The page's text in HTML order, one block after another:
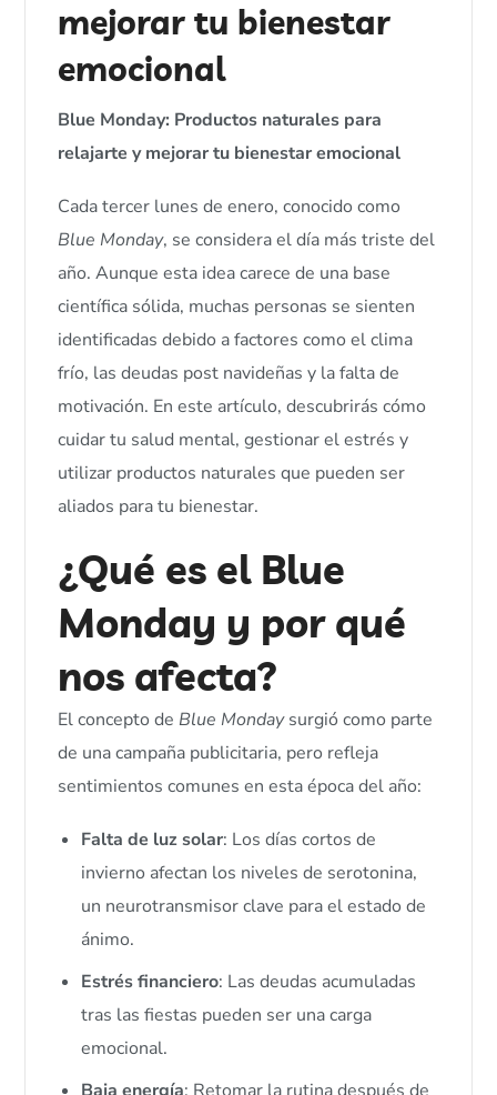
mejorar tu bienestar
emocional
Blue Monday: Productos naturales para
relajarte y mejorar tu bienestar emocional
Cada tercer lunes de enero, conocido como
Blue Monday, se considera el día más triste del
año. Aunque esta idea carece de una base
científica sólida, muchas personas se sienten
identificadas debido a factores como el clima
frío, las deudas post navideñas y la falta de
motivación. En este artículo, descubrirás cómo
cuidar tu salud mental, gestionar el estrés y
utilizar productos naturales que pueden ser
aliados para tu bienestar.
¿Qué es el Blue
Monday y por qué
nos afecta?
El concepto deBlue Mondaysurgió como parte
de una campaña publicitaria, pero refleja
sentimientos comunes en esta época del año:
Falta de luz solar: Los días cortos de
invierno afectan los niveles de serotonina,
un neurotransmisor clave para el estado de
ánimo.
Estrés financiero: Las deudas acumuladas
tras las fiestas pueden ser una carga
emocional.